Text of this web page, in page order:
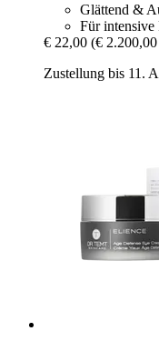
Glättend &
Für intensive
€ 22,00 (€
Zustellung bis 11.